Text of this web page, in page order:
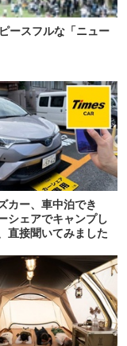
ースフルな「ニュー
カー、車中泊でき
シェアでキャンプし
直接聞いてみました